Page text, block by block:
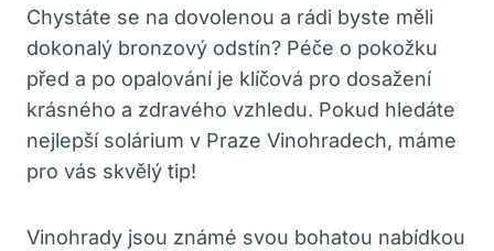
Chystáte se ‌na dovolenou a rádi ‌byste⁣ měli
dokonalý bronzový odstín? Péče o⁣ pokožku
před a‌ po opalování je klíčová pro⁢ dosažení
krásného a zdravého⁣ vzhledu. ⁢Pokud ​hledáte
nejlepší solárium⁢ v Praze ‌Vinohradech, máme⁢
pro ‌vás skvělý tip!
Vinohrady jsou‌ známé svou bohatou nabídkou